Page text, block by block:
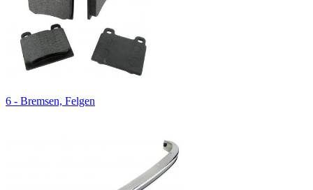
6 - Bremsen, Felgen